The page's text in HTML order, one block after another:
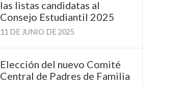
las listas candidatas al
Consejo Estudiantil 2025
11 DE JUNIO DE 2025
Elección del nuevo Comité
Central de Padres de Familia